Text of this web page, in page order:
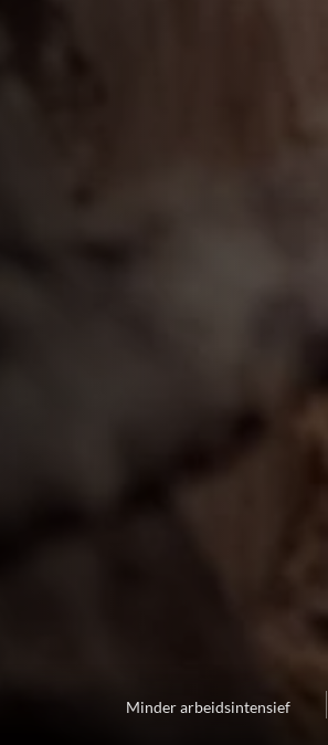
Minder arbeidsintensief